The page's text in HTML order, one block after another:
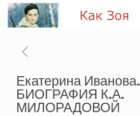
Екатерина Иванова.
БИОГРАФИЯ К.А.
МИЛОРАДОВОЙ